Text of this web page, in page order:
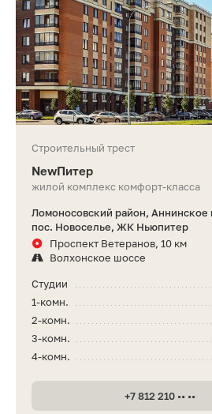
Строительный трест
NewПитер
жилой комплекс комфорт-класса
Ломоносовский район, Аннинское
пос. Новоселье, ЖК Ньюпитер
Проспект Ветеранов, 10 км
Волхонское шоссе
Студии
1-комн.
2-комн.
3-комн.
4-комн.
+7 812 210 •• ••